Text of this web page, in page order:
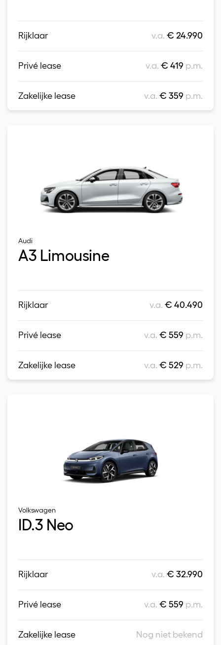
Rijklaar v.a.€ 24.990
Privé lease v.a.€ 419 p.m.
Zakelijke lease v.a.€ 359 p.m.
Audi
A3 Limousine
Rijklaar v.a.€ 40.490
Privé lease v.a.€ 559 p.m.
Zakelijke lease v.a.€ 529 p.m.
Volkswagen
ID.3 Neo
Rijklaar v.a.€ 32.990
Privé lease v.a.€ 559 p.m.
Zakelijke lease Nog niet bekend